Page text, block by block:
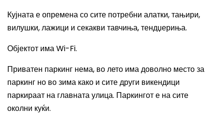
Кујната е опремена со сите потребни алатки, тањири,
вилушки, лажици и секакви тавчиња, тендџериња.
Објектот имаWi-Fi.
Приватен паркинг нема, во лето има доволно место за
паркинг но во зима како и сите други викендици
паркираат на главната улица. Паркингот е на сите
околни куќи.